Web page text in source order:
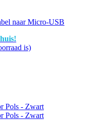
naar Micro-USB
is)